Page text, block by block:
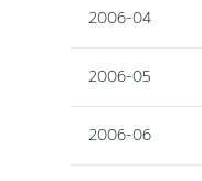
2006-04
2006-05
2006-06